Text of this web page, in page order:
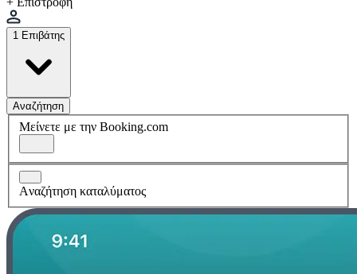
1 Επιβάτης
Αναζήτηση
Μείνετε με την Booking.com
Aναζήτηση καταλύματος